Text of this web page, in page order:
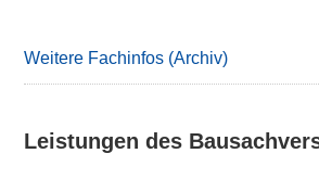
Weitere Fachinfos (Archiv)
Leistungen des